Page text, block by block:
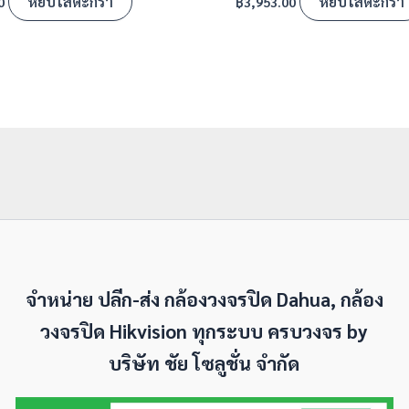
จำหน่าย ปลีก-ส่ง กล้องวงจรปิด Dahua, กล้อง
วงจรปิด Hikvision ทุกระบบ ครบวงจร by
บริษัท ชัย โซลูชั่น จำกัด